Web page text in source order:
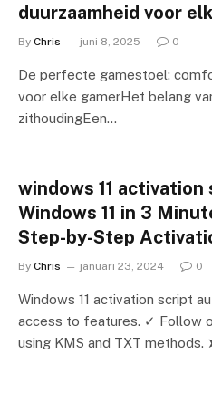
duurzaamheid voor
By Chris juni 8, 2025 0
De perfecte gamestoel:
voor elke gamerHet belang
zithoudingEen…
windows 11
Windows 11 in 3
Step-by-Step
By Chris januari 23, 2024 0
Windows 11 activation script
access to features. ✓ Follow
using KMS and TXT